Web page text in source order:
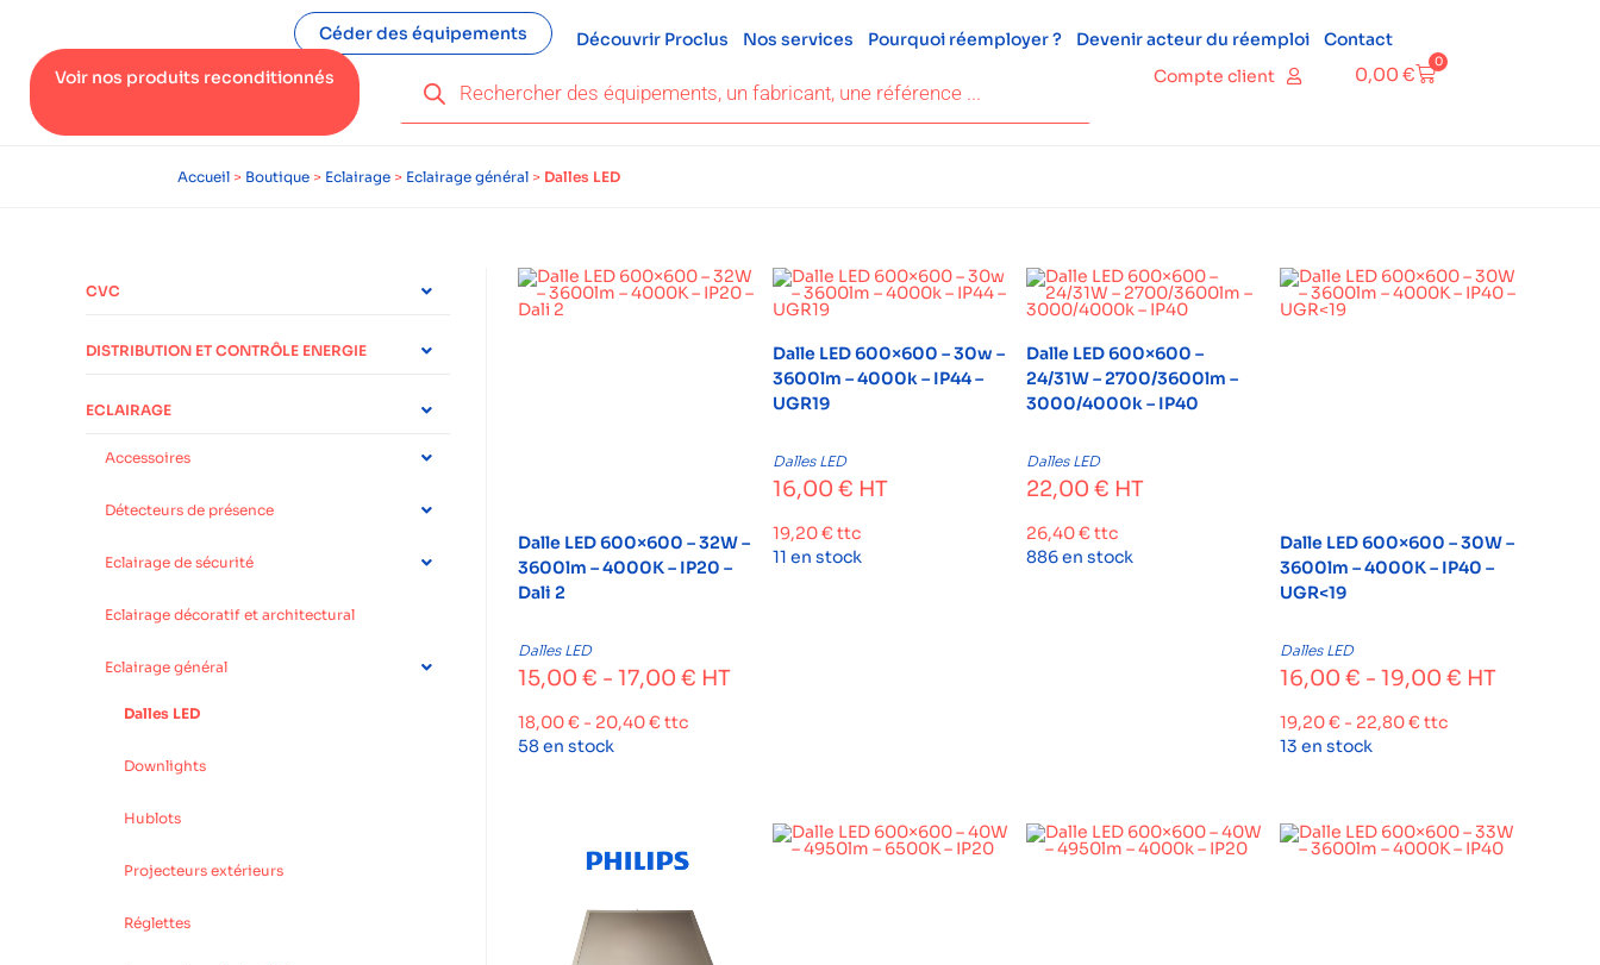
Céder des équipements Découvrir Proclus Nos services Pourquoi réemployer ? Devenir acteur du réemploi
Contact
Voir nos produits reconditionnés
Compte client 0,00 €
0
Accueil > Boutique > Eclairage > Eclairage général > Dalles LED
Dalle LED 600×600 – 32W –
3600lm – 4000K – IP20 –
Dali 2
Dalles LED
15,00€ -17,00€ HT
18,00€ - 20,40€ttc
58 en stock
Dalle LED 600×600 – 30w –
3600lm – 4000k – IP44 –
UGR19
Dalles LED
16,00 € HT
19,20€ttc
11 en stock
Dalle LED 600×600 –
24/31W – 2700/3600lm –
3000/4000k – IP40
Dalles LED
22,00 € HT
26,40€ttc
886 en stock
Dalle LED 600×600 – 30W –
3600lm – 4000K – IP40 –
UGR<19
Dalles LED
16,00 € - 19,00 € HT
19,20€ - 22,80€ttc
13 en stock
CVC
DISTRIBUTION ET CONTRÔLE ENERGIE
ECLAIRAGE
Accessoires
Détecteurs de présence
Eclairage de sécurité
Eclairage décoratif et architectural
Eclairage général
Dalles LED
Downlights
Hublots
Projecteurs extérieurs
Réglettes